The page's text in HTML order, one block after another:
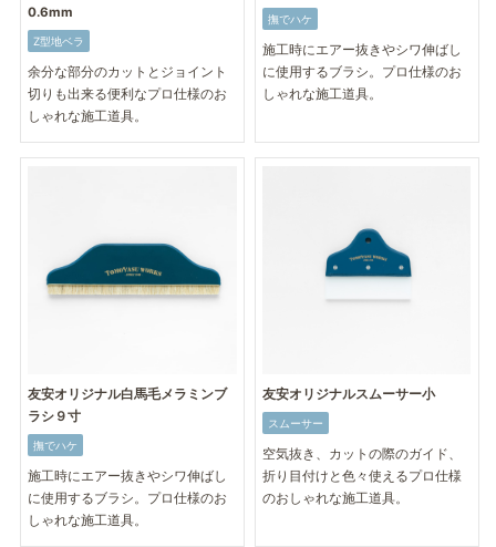
0.6mm
Z型地ベラ
余分な部分のカットとジョイント
切りも出来る便利なプロ仕様のお
しゃれな施工道具。
撫でハケ
施工時にエアー抜きやシワ伸ばし
に使用するブラシ。プロ仕様のお
しゃれな施工道具。
友安オリジナル白馬毛メラミンブ
ラシ９寸
撫でハケ
施工時にエアー抜きやシワ伸ばし
に使用するブラシ。プロ仕様のお
しゃれな施工道具。
友安オリジナルスムーサー小
スムーサー
空気抜き、カットの際のガイド、
折り目付けと色々使えるプロ仕様
のおしゃれな施工道具。